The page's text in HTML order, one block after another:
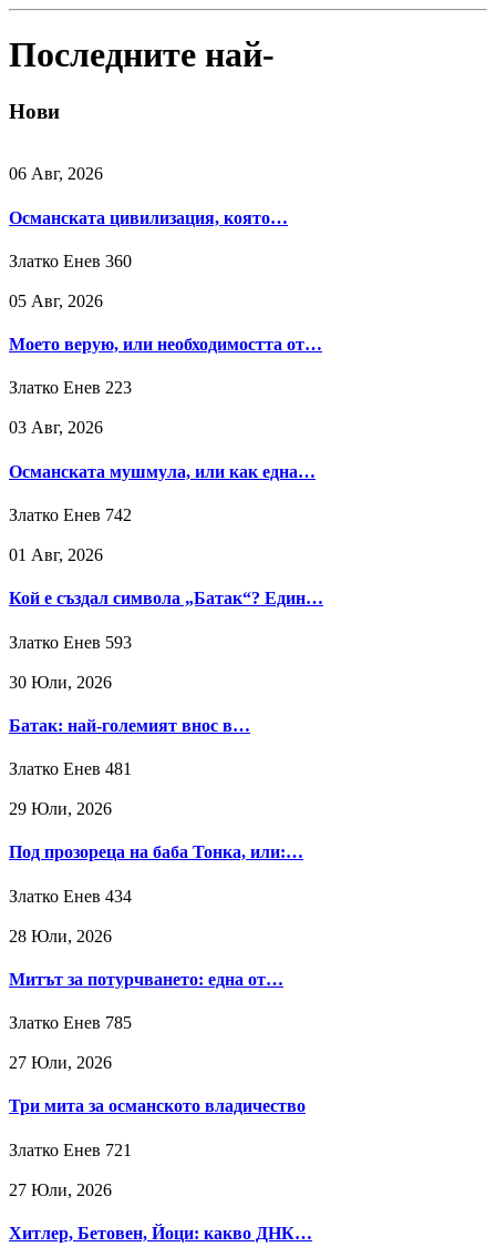
Последните най-
Нови
06 Авг, 2026
Османската цивилизация, която…
Златко Енев 360
05 Авг, 2026
Моето верую, или необходимостта от…
Златко Енев 223
03 Авг, 2026
Османската мушмула, или как една…
Златко Енев 742
01 Авг, 2026
Кой е създал символа „Батак“? Един…
Златко Енев 593
30 Юли, 2026
Батак: най-големият внос в…
Златко Енев 481
29 Юли, 2026
Под прозореца на баба Тонка, или:…
Златко Енев 434
28 Юли, 2026
Митът за потурчването: една от…
Златко Енев 785
27 Юли, 2026
Три мита за османското владичество
Златко Енев 721
27 Юли, 2026
Хитлер, Бетовен, Йоци: какво ДНК…